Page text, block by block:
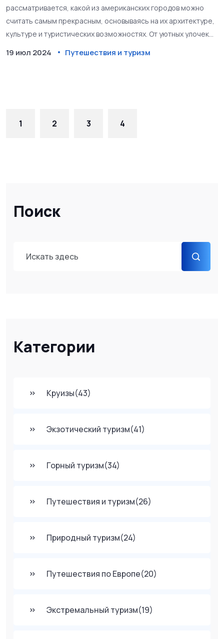
Поиск
Категории
Круизы(43)
Экзотический туризм(41)
Горный туризм(34)
Путешествия и туризм(26)
Природный туризм(24)
Путешествия по Европе(20)
Экстремальный туризм(19)
рассматривается, какой из американских городов можно
считать самым прекрасным, основываясь на их архитектуре,
культуре и туристических возможностях. От уютных улочек
раскрывает свои секреты и уникальность. Мы также
19 июл 2024 Путешествия и туризм
1 2 3 4